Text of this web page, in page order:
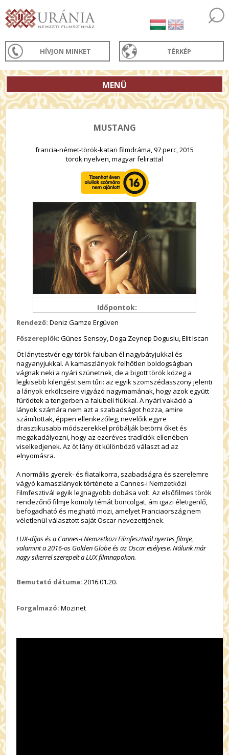
HÍVJON MINKET TÉRKÉP
MENÜ
MUSTANG
francia-német-török-katari filmdráma, 97 perc, 2015
török nyelven, magyar felirattal
Időpontok:
Rendező: Deniz Gamze Ergüven
Főszereplők: Günes Sensoy, Doga Zeynep Doguslu, Elit Iscan
Öt lánytestvér egy török faluban él nagybátyjukkal és
nagyanyjukkal. A kamaszlányok felhőtlen boldogságban
vágnak neki a nyári szünetnek, de a bigott török közeg a
legkisebb kilengést sem tűri: az egyik szomszédasszony jelenti
a lányok erkölcseire vigyázó nagymamának, hogy azok együtt
fürödtek a tengerben a falubeli fiúkkal. A nyári vakáció a
lányok számára nem azt a szabadságot hozza, amire
számítottak, éppen ellenkezőleg, nevelőik egyre
drasztikusabb módszerekkel próbálják betörni őket és
megakadályozni, hogy az ezeréves tradíciók ellenében
viselkedjenek. Az öt lány öt különböző választ ad az
elnyomásra.
A normális gyerek- és fiatalkorra, szabadságra és szerelemre
vágyó kamaszlányok története a Cannes-i Nemzetközi
Filmfesztivál egyik legnagyobb dobása volt. Az elsőfilmes török
rendezőnő filmje komoly témát boncolgat, ám igazi életigenlő,
befogadható és megható mozi, amelyet Franciaország nem
véletlenül választott saját Oscar-nevezettjének.
LUX-díjas és a Cannes-i Nemzetközi Filmfesztivál nyertes filmje,
valamint a 2016-os Golden Globe és az Oscar esélyese. Nálunk már
nagy sikerrel szerepelt a LUX filmnapokon.
Bemutató dátuma: 2016.01.20.
Forgalmazó: Mozinet